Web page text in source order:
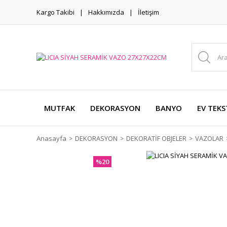
Kargo Takibi Hakkımızda İletişim
MUTFAK DEKORASYON BANYO EV
Anasayfa DEKORASYON DEKORATİF OBJELER VAZOLAR
%20